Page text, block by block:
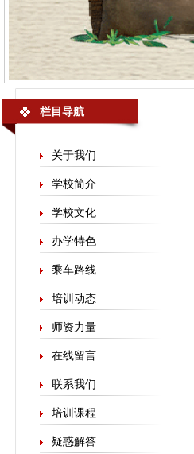
栏目导航
关于我们
学校简介
学校文化
办学特色
乘车路线
培训动态
师资力量
在线留言
联系我们
培训课程
疑惑解答